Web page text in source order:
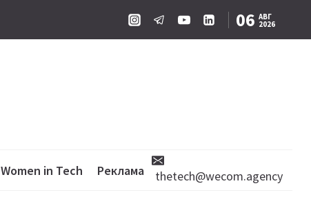
06 АВГ
2026
Women in Tech Реклама thetech@wecom.agency